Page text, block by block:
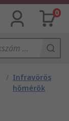
0
/ Infravörös
hőmérők